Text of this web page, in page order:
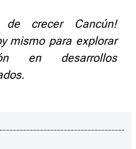
crecer Cancún!
mismo para explorar
en desarrollos